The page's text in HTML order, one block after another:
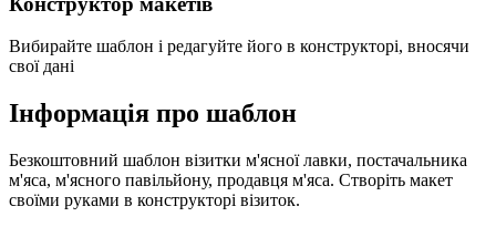
Вибирайте шаблон і редагуйте його в конструкторі, вносячи
свої дані
Інформація про шаблон
Безкоштовний шаблон візитки м'ясної лавки, постачальника
м'яса, м'ясного павільйону, продавця м'яса. Створіть макет
своїми руками в конструкторі візиток.